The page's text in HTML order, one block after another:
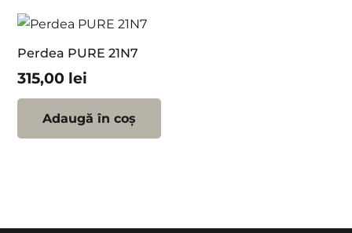
Perdea PURE 21N7
315,00 lei
Adaugă în coș